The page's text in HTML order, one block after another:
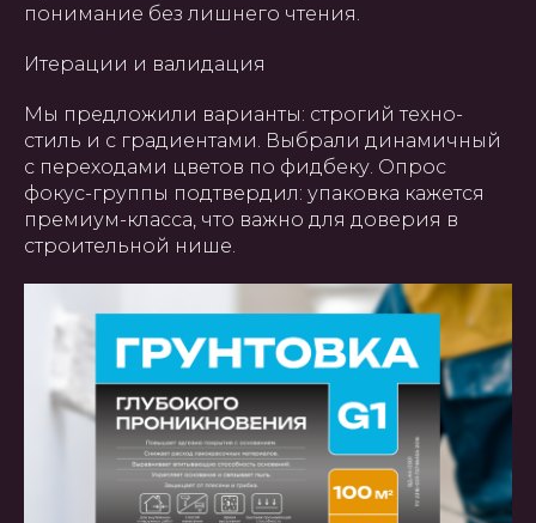
понимание без лишнего чтения.
Итерации и валидация
Мы предложили варианты: строгий техно-
стиль и с градиентами. Выбрали динамичный
с переходами цветов по фидбеку. Опрос
фокус-группы подтвердил: упаковка кажется
премиум-класса, что важно для доверия в
строительной нише.